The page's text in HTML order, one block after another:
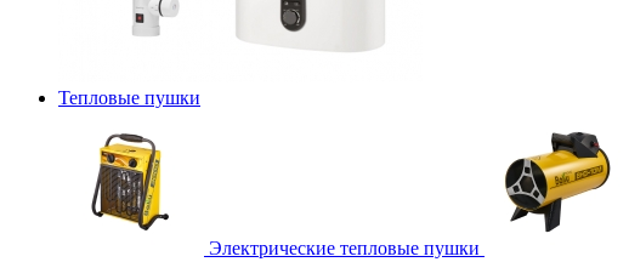
Тепловые пушки
Электрические тепловые пушки